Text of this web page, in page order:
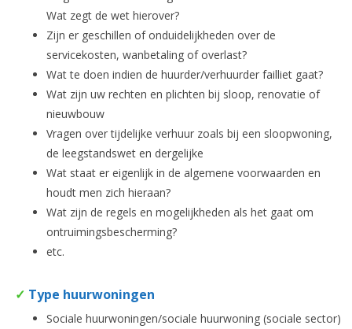
Wat zegt de wet hierover?
Zijn er geschillen of onduidelijkheden over de
servicekosten, wanbetaling of overlast?
Wat te doen indien de huurder/verhuurder failliet gaat?
Wat zijn uw rechten en plichten bij sloop, renovatie of
nieuwbouw
Vragen over tijdelijke verhuur zoals bij een sloopwoning,
de leegstandswet en dergelijke
Wat staat er eigenlijk in de algemene voorwaarden en
houdt men zich hieraan?
Wat zijn de regels en mogelijkheden als het gaat om
ontruimingsbescherming?
etc.
✓ Type huurwoningen
Sociale huurwoningen/sociale huurwoning (sociale sector)